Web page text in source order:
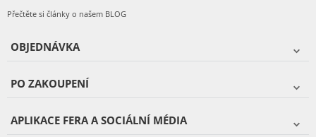
Přečtěte si články o našem BLOG
OBJEDNÁVKA
PO ZAKOUPENÍ
APLIKACE FERA A SOCIÁLNÍ MÉDIA